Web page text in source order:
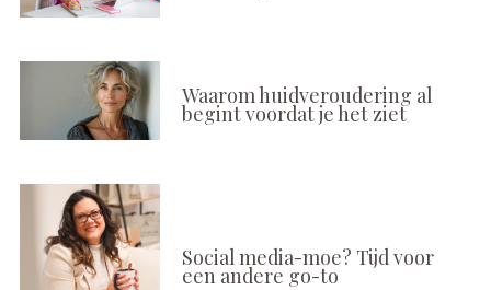
Waarom huidveroudering al
begint voordat je het ziet
Social media-moe? Tijd voor
een andere go-to